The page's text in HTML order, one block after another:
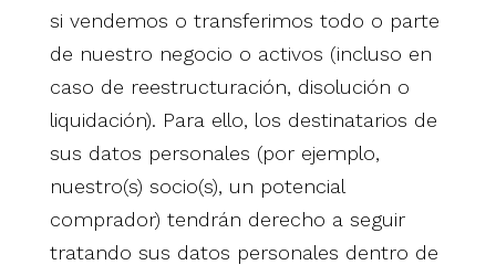
si vendemos o transferimos todo o parte
de nuestro negocio o activos (incluso en
caso de reestructuración, disolución o
liquidación). Para ello, los destinatarios de
sus datos personales (por ejemplo,
nuestro(s) socio(s), un potencial
comprador) tendrán derecho a seguir
tratando sus datos personales dentro de